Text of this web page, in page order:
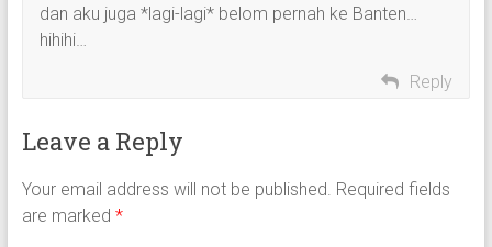
dan aku juga *lagi-lagi* belom pernah ke Banten…
hihihi…
Reply
Leave a Reply
Your email address will not be published. Required fields
are marked *